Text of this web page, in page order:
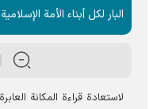
البار لكل أبناء الأمة
لاستعادة قراءة المكانة